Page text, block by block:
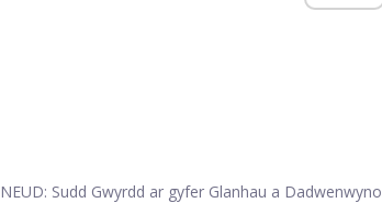
Sudd Gwyrdd ar gyfer Glanhau a Dadwenwyno